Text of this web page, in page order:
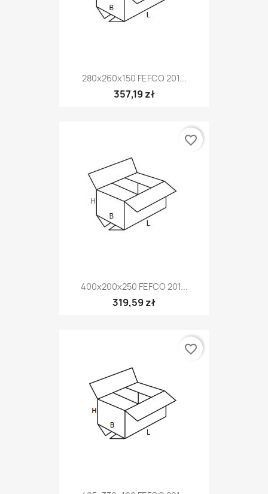
280x260x150 FEFCO 201...
357,19 zł
400x200x250 FEFCO 201...
319,59 zł
favorite_border
favorite_border